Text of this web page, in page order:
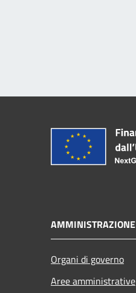
AMMINISTRAZIONE
Organi di governo
Aree amministrative